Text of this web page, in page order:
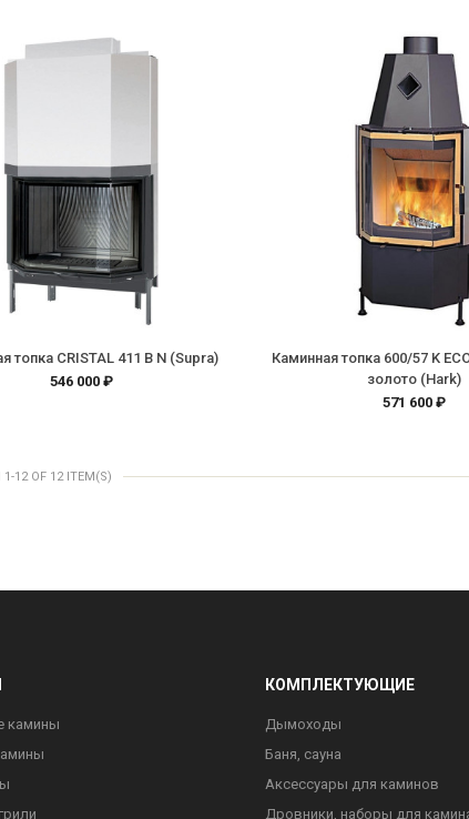
топка CRISTAL 411 B N (Supra)
546 000 ₽
Каминная топка 600/57 K
золото (Hark)
571 600 ₽
12 OF 12 ITEM(S)
камины
КОМПЛЕКТУЮЩИЕ
Дымоходы
Баня, сауна
Аксессуары для каминов
Дровники, наборы для